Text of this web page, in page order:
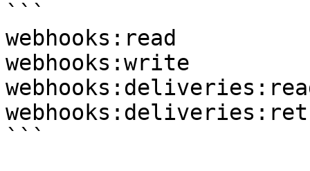
```
webhooks:read
webhooks:write
```